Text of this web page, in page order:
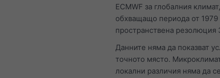
ECMWF за глобалния климат,
обхващащо периода от 1979
пространствена резолюция
Данните няма да показват
точното място.
локални различия няма да